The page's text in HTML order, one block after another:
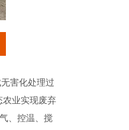
害化处理过
农业实现废弃
、控温、搅